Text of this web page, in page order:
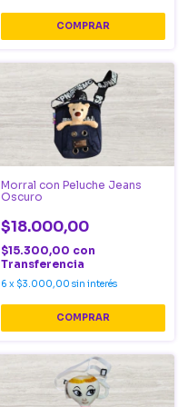
Morral con Peluche Jeans
Oscuro
$18.000,00
$15.300,00 con
Transferencia
6 x $3.000,00 sin interés